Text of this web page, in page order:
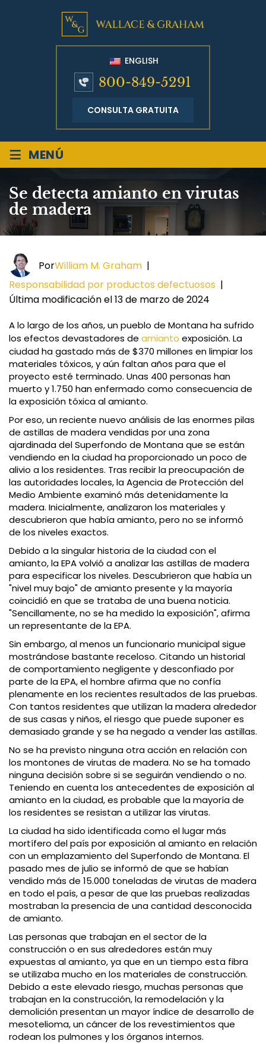
ENGLISH
800-849-5291
CONSULTA GRATUITA
≡ MENÚ
Se detecta amianto en virutas
de madera
PorWilliam M. Graham |
Responsabilidad por productos defectuosos |
Última modificación el 13 de marzo de 2024
A lo largo de los años, un pueblo de Montana ha sufrido
los efectos devastadores de amianto exposición. La
ciudad ha gastado más de $370 millones en limpiar los
materiales tóxicos, y aún faltan años para que el
proyecto esté terminado. Unas 400 personas han
muerto y 1.750 han enfermado como consecuencia de
la exposición tóxica al amianto.
Por eso, un reciente nuevo análisis de las enormes pilas
de astillas de madera vendidas por una zona
ajardinada del Superfondo de Montana que se están
vendiendo en la ciudad ha proporcionado un poco de
alivio a los residentes. Tras recibir la preocupación de
las autoridades locales, la Agencia de Protección del
Medio Ambiente examinó más detenidamente la
madera. Inicialmente, analizaron los materiales y
descubrieron que había amianto, pero no se informó
de los niveles exactos.
Debido a la singular historia de la ciudad con el
amianto, la EPA volvió a analizar las astillas de madera
para especificar los niveles. Descubrieron que había un
"nivel muy bajo" de amianto presente y la mayoría
coincidió en que se trataba de una buena noticia.
"Sencillamente, no se ha medido la exposición", afirma
un representante de la EPA.
Sin embargo, al menos un funcionario municipal sigue
mostrándose bastante receloso. Citando un historial
de comportamiento negligente y desconfiado por
parte de la EPA, el hombre afirma que no confía
plenamente en los recientes resultados de las pruebas.
Con tantos residentes que utilizan la madera alrededor
de sus casas y niños, el riesgo que puede suponer es
demasiado grande y se ha negado a vender las astillas.
No se ha previsto ninguna otra acción en relación con
los montones de virutas de madera. No se ha tomado
ninguna decisión sobre si se seguirán vendiendo o no.
Teniendo en cuenta los antecedentes de exposición al
amianto en la ciudad, es probable que la mayoría de
los residentes se resistan a utilizar las virutas.
La ciudad ha sido identificada como el lugar más
mortífero del país por exposición al amianto en relación
con un emplazamiento del Superfondo de Montana. El
pasado mes de julio se informó de que se habían
vendido más de 15.000 toneladas de virutas de madera
en todo el país, a pesar de que las pruebas realizadas
mostraban la presencia de una cantidad desconocida
de amianto.
Las personas que trabajan en el sector de la
construcción o en sus alrededores están muy
expuestas al amianto, ya que en un tiempo esta fibra
se utilizaba mucho en los materiales de construcción.
Debido a este elevado riesgo, muchas personas que
trabajan en la construcción, la remodelación y la
demolición presentan un mayor índice de desarrollo de
mesotelioma, un cáncer de los revestimientos que
rodean los pulmones y los órganos internos.